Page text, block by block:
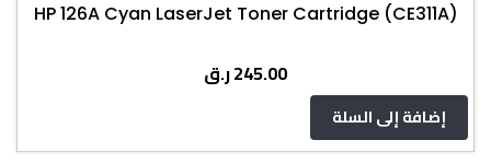
HP 126A Cyan LaserJet Toner Cartridge (CE311A)
245.00ر.ق
إضافة إلى السلة